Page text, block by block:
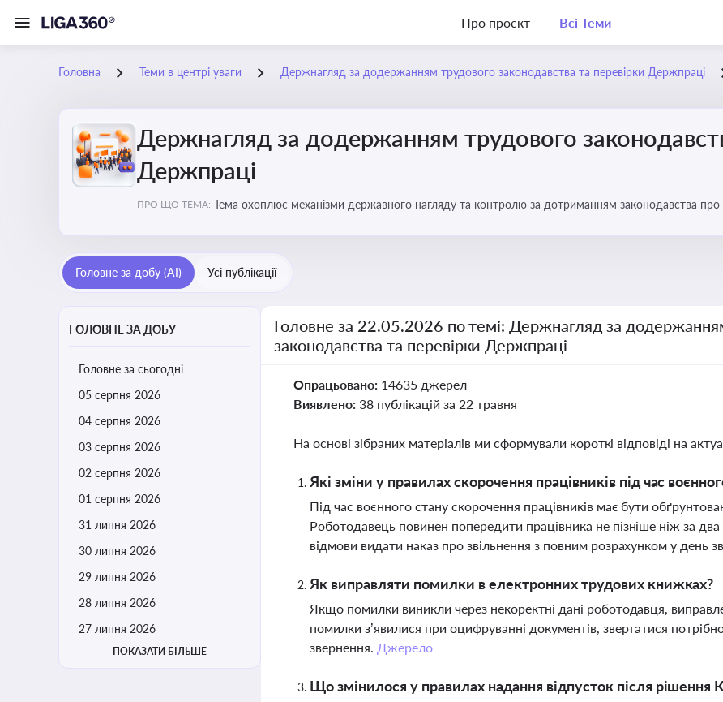
Про проєкт Всі Теми
Головна Теми в центрі уваги Держнагляд за додержанням трудового законодавства та перевірки Держпраці
Держнагляд за додержанням трудового
Держпраці
ПРО ЩО ТЕМА: Тема охоплює механізми державного нагляду та контролю за дотриманням законодавства
Головне за добу (AI) Усі публікації
ГОЛОВНЕ ЗА ДОБУ
Головне за сьогодні
05 серпня 2026
04 серпня 2026
03 серпня 2026
02 серпня 2026
01 серпня 2026
31 липня 2026
30 липня 2026
29 липня 2026
28 липня 2026
27 липня 2026
ПОКАЗАТИ БІЛЬШЕ
Головне за 22.05.2026 по темі: Держнагляд за
законодавства та перевірки Держпраці
Опрацьовано: 14635 джерел
Виявлено: 38 публікацій за 22 травня
На основі зібраних матеріалів ми сформували короткі відповіді на
Які зміни у правилах скорочення працівників під час
Під час воєнного стану скорочення працівників має бути
Роботодавець повинен попередити працівника не пізніше ніж за два
відмови видати наказ про звільнення з повним розрахунком у день
Як виправляти помилки в електронних трудових книжках?
Якщо помилки виникли через некоректні дані роботодавця,
помилки з’явилися при оцифруванні документів, звертатися
звернення. Джерело
Що змінилося у правилах надання відпусток після рішення